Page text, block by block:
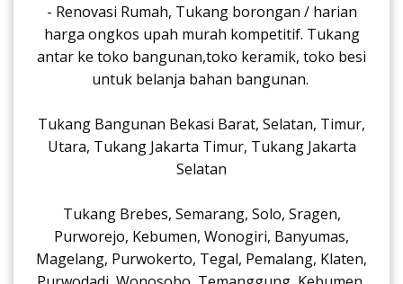
- Renovasi Rumah, Tukang borongan / harian
harga ongkos upah murah kompetitif. Tukang
antar ke toko bangunan,toko keramik, toko besi
untuk belanja bahan bangunan.
Tukang Bangunan Bekasi Barat, Selatan, Timur,
Utara, Tukang Jakarta Timur, Tukang Jakarta
Selatan
Tukang Brebes, Semarang, Solo, Sragen,
Purworejo, Kebumen, Wonogiri, Banyumas,
Magelang, Purwokerto, Tegal, Pemalang, Klaten,